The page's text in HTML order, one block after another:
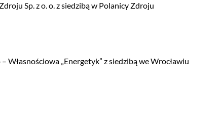
Sp. z o. o. z siedzibą w Polanicy Zdroju
Własnościowa „Energetyk” z siedzibą we Wrocławiu